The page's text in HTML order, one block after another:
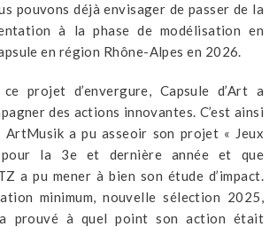
pouvons déjà envisager de passer de la
à la phase de modélisation en
en région Rhône-Alpes en 2026.
projet d’envergure, Capsule d’Art a
des actions innovantes. C’est ainsi
ArtMusik a pu asseoir son projet « Jeux
pour la 3e et dernière année et que
a pu mener à bien son étude d’impact.
minimum, nouvelle sélection 2025,
prouvé à quel point son action était